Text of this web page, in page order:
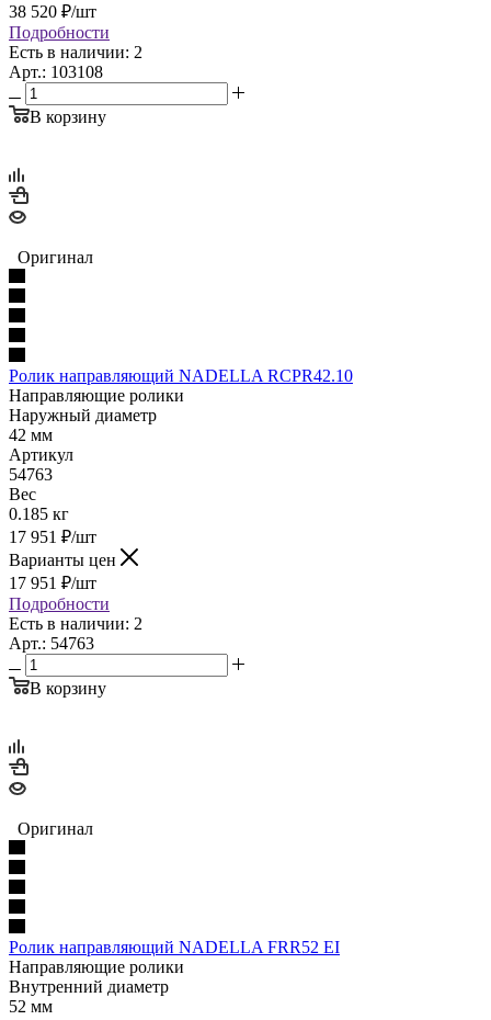
38 520 ₽/шт
Подробности
Есть в наличии: 2
Арт.: 103108
В корзину
Оригинал
Ролик направляющий NADELLA RCPR42.10
Направляющие ролики
Наружный диаметр
42 мм
Артикул
54763
Вес
0.185 кг
17 951 ₽/шт
Варианты цен
17 951 ₽/шт
Подробности
Есть в наличии: 2
Арт.: 54763
В корзину
Оригинал
Ролик направляющий NADELLA FRR52 EI
Направляющие ролики
Внутренний диаметр
52 мм